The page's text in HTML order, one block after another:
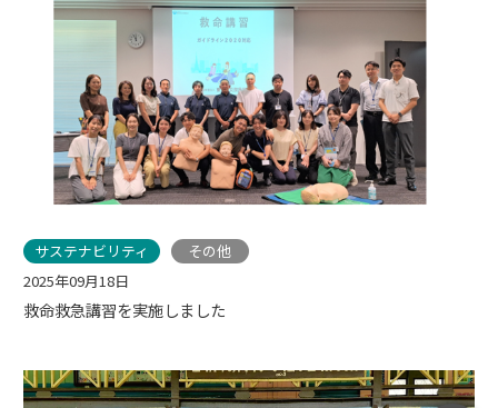
サステナビリティ
その他
2025年09月18日
救命救急講習を実施しました